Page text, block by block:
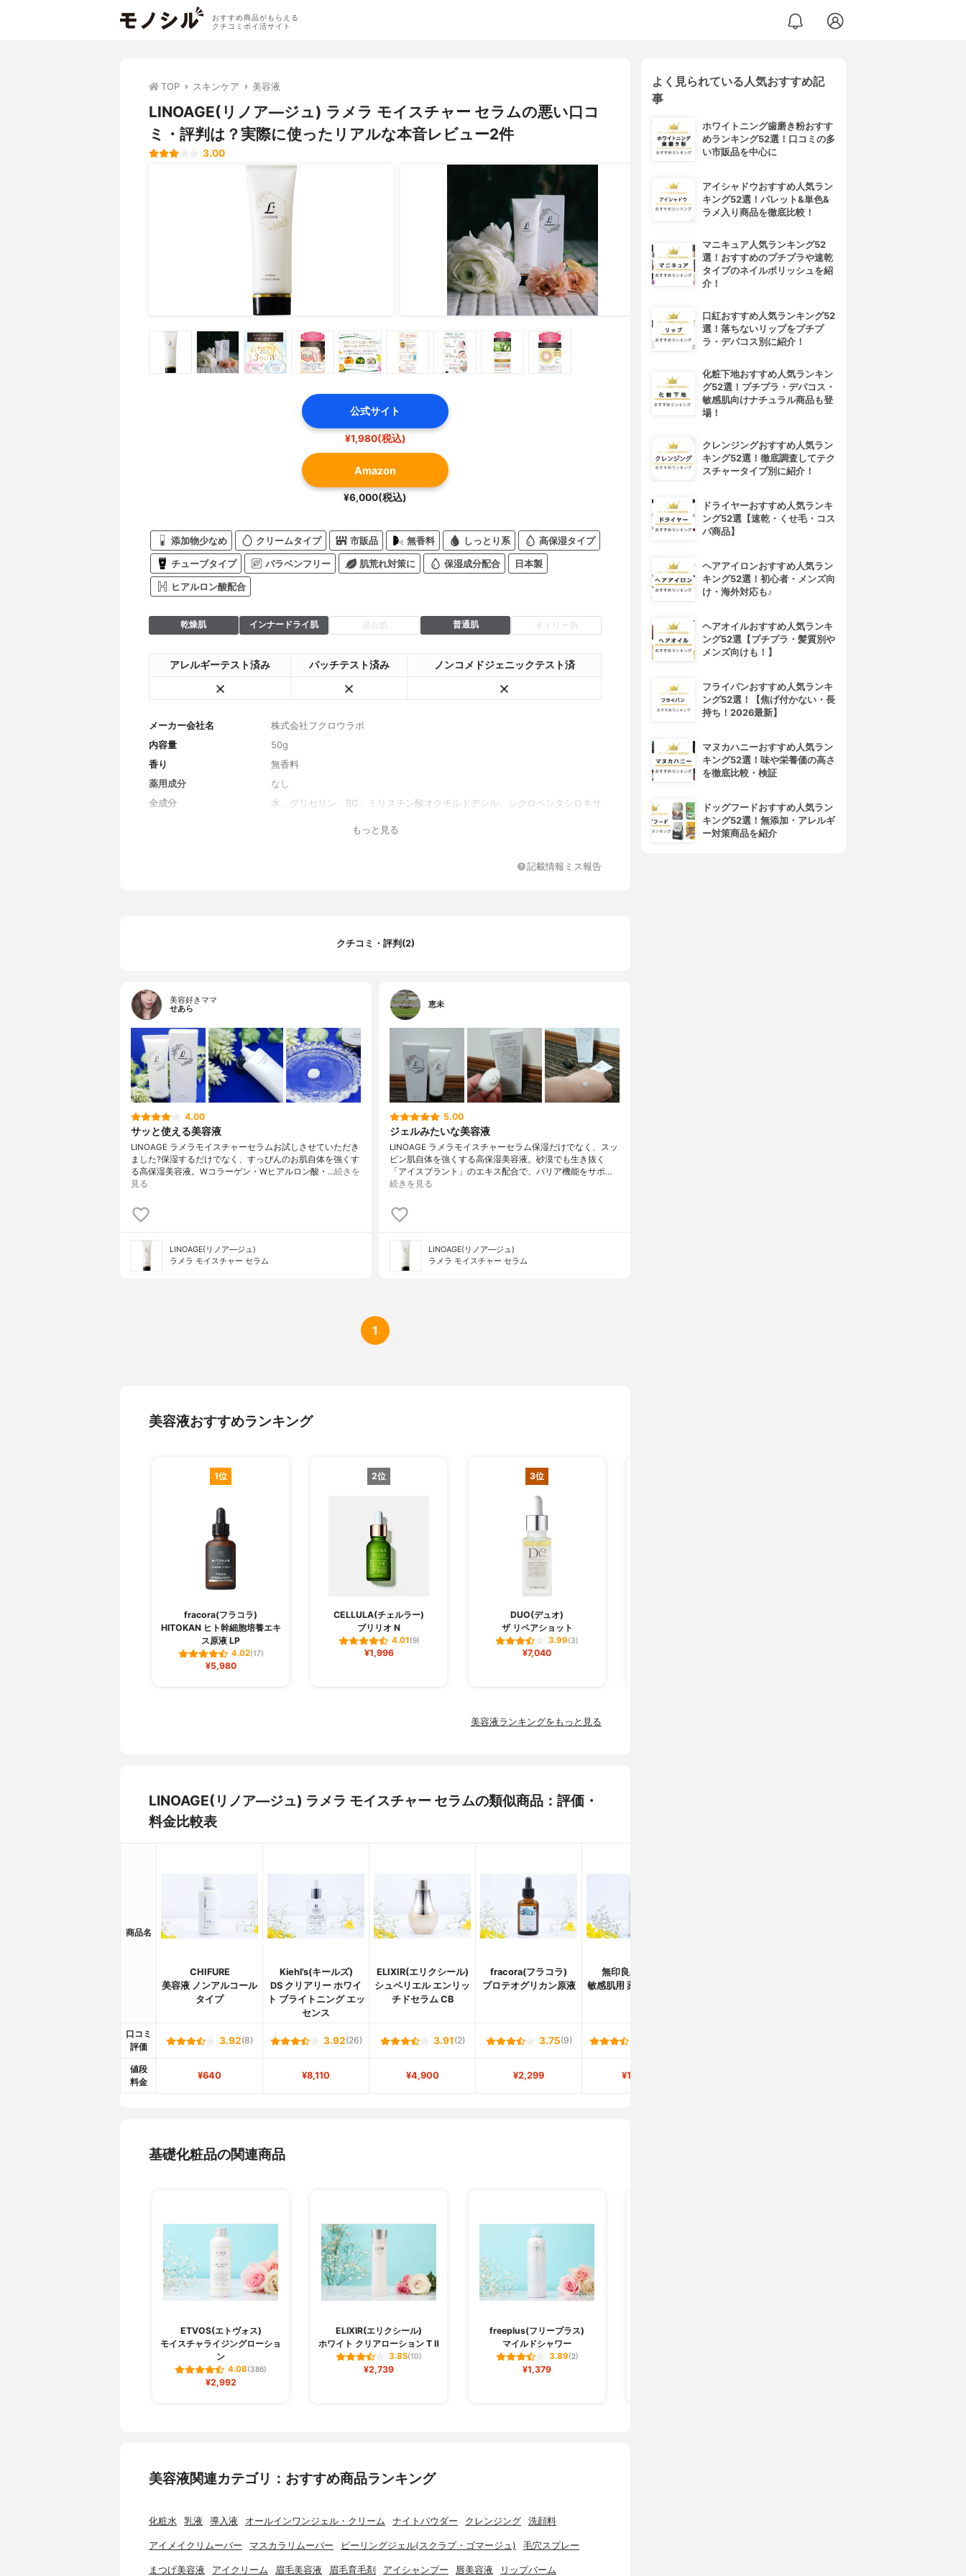
おすすめ商品がもらえる
クチコミポイ活サイト
TOP スキンケア 美容液
LINOAGE(リノア―ジュ) ラメラ モイスチャー セラムの悪い口コ
ミ・評判は？実際に使ったリアルな本音レビュー2件
3.00
公式サイト
¥1,980(税込)
Amazon
¥6,000(税込)
添加物少なめ クリームタイプ 市販品 無香料 しっとり系 高保湿タイプ
チューブタイプ パラベンフリー 肌荒れ対策に 保湿成分配合 日本製
ヒアルロン酸配合
乾燥肌 インナードライ肌 混合肌 普通肌 オイリー肌
アレルギーテスト済み パッチテスト済み ノンコメドジェニックテスト済
メーカー会社名
株式会社フクロウラボ
内容量
50g
香り
無香料
薬用成分
なし
全成分
水、グリセリン、BG、ミリスチン酸オクチルドデシル、シクロペンタシロキサ
リゴサッカリド、プロパンジオール、加水分解コラーゲン、加水分解ヒアルロ
養エキス液、水溶性コラーゲン、乳酸、イランイラン花油、オレンジ果皮油、
リル)コポリマー、水酸化Na、メセムブリアンテムムクリスタリヌム液汁、エ
もっと見る
記載情報ミス報告
クチコミ・評判(2)
美容好きママ
せあら
4.00
サッと使える美容液
LINOAGE ラメラモイスチャーセラムお試しさせていただき
ました?保湿するだけでなく、すっぴんのお肌自体を強くす
る高保湿美容液。Wコラーゲン・Wヒアルロン酸・…続きを
見る
LINOAGE(リノア―ジュ)
ラメラ モイスチャー セラム
恵未
5.00
ジェルみたいな美容液
LINOAGE ラメラモイスチャーセラム保湿だけでなく、スッ
ピン肌自体を強くする高保湿美容液。砂漠でも生き抜く
「アイスプラント」のエキス配合で、バリア機能をサポ…
続きを見る
LINOAGE(リノア―ジュ)
ラメラ モイスチャー セラム
1
美容液おすすめランキング
1位
fracora(フラコラ)
HITOKAN ヒト幹細胞培養エキ
ス原液 LP
4.02(17)
¥5,980
2位
CELLULA(チェルラー)
ブリリオ N
4.01(9)
¥1,996
3位
DUO(デュオ)
ザ リペアショット
3.99(3)
¥7,040
美容液ランキングをもっと見る
LINOAGE(リノア―ジュ) ラメラ モイスチャー セラムの類似商品：評価・
料金比較表
商品名
CHIFURE
美容液 ノンアルコール
タイプ
Kiehl’s(キールズ)
DS クリアリー ホワイ
ト ブライトニング エッ
センス
ELIXIR(エリクシール)
シュペリエル エンリッ
チドセラム CB
fracora(フラコラ)
プロテオグリカン原液
無印良品(MUJI)
敏感肌用 薬用美白美容
口コミ
評価
3.92(8) 3.92(26) 3.91 (2) 3.75(9)
値段
料金
¥640 ¥8,110 ¥4,900 ¥2,299 ¥1,182
基礎化粧品の関連商品
ETVOS(エトヴォス)
モイスチャライジングローショ
ン
4.08(386)
¥2,992
ELIXIR(エリクシール)
ホワイト クリアローション T Ⅱ
3.85(10)
¥2,739
freeplus(フリープラス)
マイルドシャワー
3.89(2)
¥1,379
美容液関連カテゴリ：おすすめ商品ランキング
化粧水 乳液 導入液 オールインワンジェル・クリーム ナイトパウダー クレンジング 洗顔料
アイメイクリムーバー マスカラリムーバー ピーリングジェル(スクラブ・ゴマージュ) 毛穴スプレー
まつげ美容液 アイクリーム 眉毛美容液 眉毛育毛剤 アイシャンプー 唇美容液 リップバーム
よく見られている人気おすすめ記
事
ホワイトニング歯磨き粉おすす
めランキング52選！口コミの多
い市販品を中心に
アイシャドウおすすめ人気ラン
キング52選！パレット&単色&
ラメ入り商品を徹底比較！
マニキュア人気ランキング52
選！おすすめのプチプラや速乾
タイプのネイルポリッシュを紹
介！
口紅おすすめ人気ランキング52
選！落ちないリップをプチプ
ラ・デパコス別に紹介！
化粧下地おすすめ人気ランキン
グ52選！プチプラ・デパコス・
敏感肌向けナチュラル商品も登
場！
クレンジングおすすめ人気ラン
キング52選！徹底調査してテク
スチャータイプ別に紹介！
ドライヤーおすすめ人気ランキ
ング52選【速乾・くせ毛・コス
パ商品】
ヘアアイロンおすすめ人気ラン
キング52選！初心者・メンズ向
け・海外対応も♪
ヘアオイルおすすめ人気ランキ
ング52選【プチプラ・髪質別や
メンズ向けも！】
フライパンおすすめ人気ランキ
ング52選！【焦げ付かない・長
持ち！2026最新】
マヌカハニーおすすめ人気ラン
キング52選！味や栄養価の高さ
を徹底比較・検証
ドッグフードおすすめ人気ラン
キング52選！無添加・アレルギ
ー対策商品を紹介